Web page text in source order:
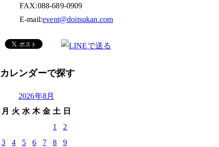
FAX:088-689-0909
E-mail:event@doitsukan.com
カレンダーで探す
2026年8月
月 火 水 木 金 土 日
1
2
3
4 5 6 7 8
9